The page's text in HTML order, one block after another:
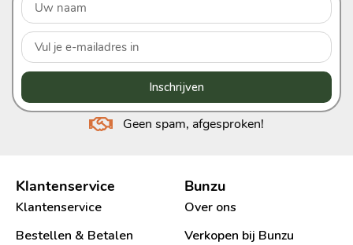
Inschrijven
Geen spam, afgesproken!
Klantenservice
Klantenservice
Bestellen & Betalen
Bunzu
Over ons
Verkopen bij Bunzu